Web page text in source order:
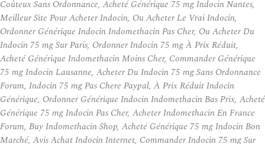
Coûteux Sans Ordonnance, Acheté Générique 75 mg Indocin Nantes,
Meilleur Site Pour Acheter Indocin, Ou Acheter Le Vrai Indocin,
Ordonner Générique Indocin Indomethacin Pas Cher, Ou Acheter Du
Indocin 75 mg Sur Paris, Ordonner Indocin 75 mg À Prix Réduit,
Acheté Générique Indomethacin Moins Cher, Commander Générique
75 mg Indocin Lausanne, Acheter Du Indocin 75 mg Sans Ordonnance
Forum, Indocin 75 mg Pas Chere Paypal, À Prix Réduit Indocin
Générique, Ordonner Générique Indocin Indomethacin Bas Prix, Acheté
Générique 75 mg Indocin Pas Cher, Acheter Indomethacin En France
Forum, Buy Indomethacin Shop, Acheté Générique 75 mg Indocin Bon
Marché, Avis Achat Indocin Internet, Commander Indocin 75 mg Sur